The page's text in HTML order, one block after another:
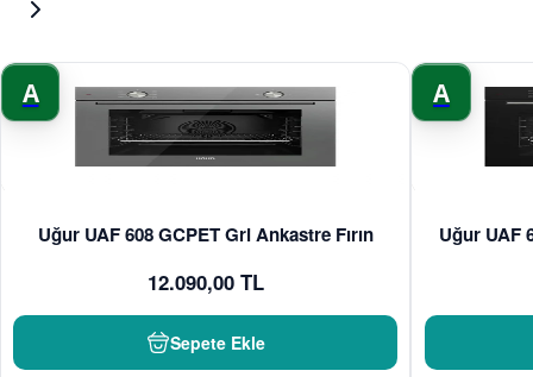
A
Uğur UAF 608 GCPET Gri Ankastre Fırın
12.090,00 TL
Sepete Ekle
A
Uğur UAF